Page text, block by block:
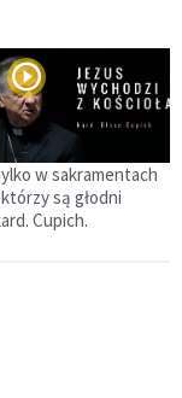
w sakramentach
są głodni
Cupich.